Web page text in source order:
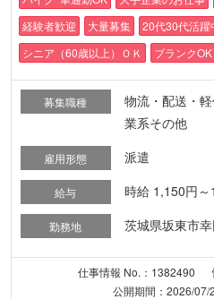
経験者歓迎
大量募集 20代30代活躍
シニア（60歳以上）ＯＫ
ブランクOK
募集職種
物流・配送・
業系その他
雇用形態 派遣
給与 時給 1,150円～
勤務地 茨城県坂東市幸
仕事情報 No.：1382490
公開期間：2026/07/